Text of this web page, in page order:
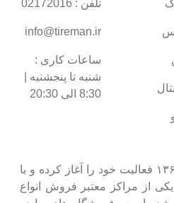
فروشگاه تایر ما از سال ۱۳۶۵ فعالیت خود را آغاز کرده و با
از مراکز معتبر فروش انواع
تلفن : 02172016
info@tireman.ir
ساعات کاری :
شنبه تا پنجشنبه |
8:30 الی 20:30